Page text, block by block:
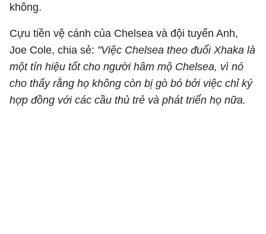
không.
Cựu tiền vệ cánh của Chelsea và đội tuyển Anh,
Joe Cole, chia sẻ: "Việc Chelsea theo đuổi Xhaka là
một tín hiệu tốt cho người hâm mộ Chelsea, vì nó
cho thấy rằng họ không còn bị gò bó bởi việc chỉ ký
hợp đồng với các cầu thủ trẻ và phát triển họ nữa.